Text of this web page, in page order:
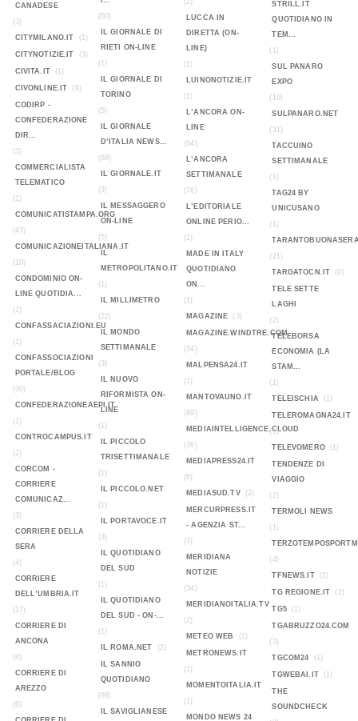
CANADESE
(3)
CITYMILANO.IT
(1)
CITYNOTIZIE.IT (3)
CIVITA.IT (1)
CIVONLINE.IT (6)
CODIRP -
CONFEDERAZIONE
DIR...
(3)
COMMERCIALISTA
TELEMATICO
(1)
COMUNICATISTAMPA.ORG
(47)
COMUNICAZIONEITALIANA.IT
(10)
CONDOMINIO ON-
LINE QUOTIDIA...
(2)
CONFASSACIAZIONI.EU
(1)
CONFASSOCIAZIONI
PORTALE/BLOG
(30)
CONFEDERAZIONEAEPI.IT
(1)
CONTROCAMPUS.IT
(2)
CORCOM -
CORRIERE
COMUNICAZ...
(3)
CORRIERE DELLA
SERA
(4)
CORRIERE
DELL’UMBRIA.IT
(17)
CORRIERE DI
ANCONA
(4)
CORRIERE DI
AREZZO
(6)
(60)
IL GIORNALE DI
RIETI ON-LINE
(1)
IL GIORNALE DI
TORINO
(5)
IL GIORNALE
D’ITALIA NEWS...
(68)
IL GIORNALE.IT
(3)
IL MESSAGGERO
ON-LINE
(5)
IL
METROPOLITANO.IT
(1)
IL MILLIMETRO
(22)
IL MONDO
SETTIMANALE
(3)
IL NUOVO
RIFORMISTA ON-
LINE
(1)
IL PICCOLO
TRISETTIMANALE
(1)
IL PICCOLO.NET
(1)
IL PORTAVOCE.IT
(3)
IL QUOTIDIANO
DEL SUD
(1)
IL QUOTIDIANO
DEL SUD - ON-...
(1)
IL ROMA.NET
(2)
IL SANNIO
QUOTIDIANO
(98)
IL SAVIGLIANESE
(2)
LUCCA IN
DIRETTA (ON-
LINE)
(1)
LUINONOTIZIE.IT
(1)
L’ANCORA ON-
LINE
(64)
L’ANCORA
SETTIMANALE
(76)
L’EDITORIALE
ONLINE PERIO...
(1)
MADE IN ITALY
QUOTIDIANO
ON...
(1)
MAGAZINE
(3)
MAGAZINE.WINDTRE.COM
(34)
MALPENSA24.IT
(1)
MANTOVAUNO.IT
(89)
MEDIAINTELLIGENCE.CLOUD
(36)
MEDIAPRESS24.IT
(6)
MEDIASUD.TV
(2)
MERCURPRESS.IT
- AGENZIA ST...
(3)
MERIDIANA
NOTIZIE
(34)
MERIDIANOITALIA.TV
(2)
METEO WEB
(1)
METRONEWS.IT
(1)
MOMENTOITALIA.IT
(1)
MONDO NEWS 24
STRILL.IT
QUOTIDIANO IN
TEM...
(1)
SUL PANARO
EXPO
(10)
SULPANARO.NET
(31)
TACCUINO
SETTIMANALE
(1)
TAG24 BY
UNICUSANO
(1)
(21)
TARGATOCN.IT
(0)
TELE SETTE
LAGHI
(2)
TELEBORSA
ECONOMIA (LA
STAM...
(1)
TELEISCHIA
(1)
TELEROMAGNA24.IT
(1)
TELEVOMERO
(1)
TENDENZE DI
VIAGGIO
(2)
TERMOLI NEWS
(1)
(4)
TFNEWS.IT
(5)
TG REGIONE.IT (2)
TG5 (1)
TGABRUZZO24.COM
(3)
TGCOM24
(1)
TGWEBAI.IT (1)
THE
SOUNDCHECK